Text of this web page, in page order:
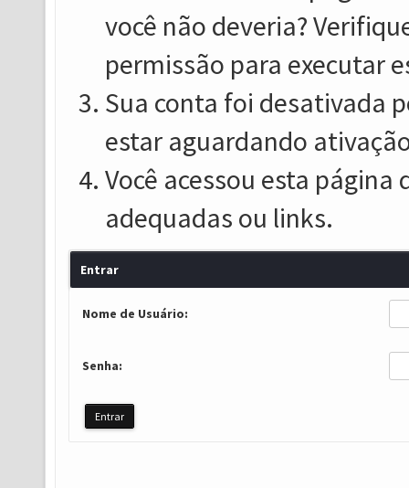
você não deveria?
permissão para executar
Sua conta foi desativada
estar aguardando
Você acessou esta
adequadas ou links.
Entrar
Nome de Usuário:
Senha: